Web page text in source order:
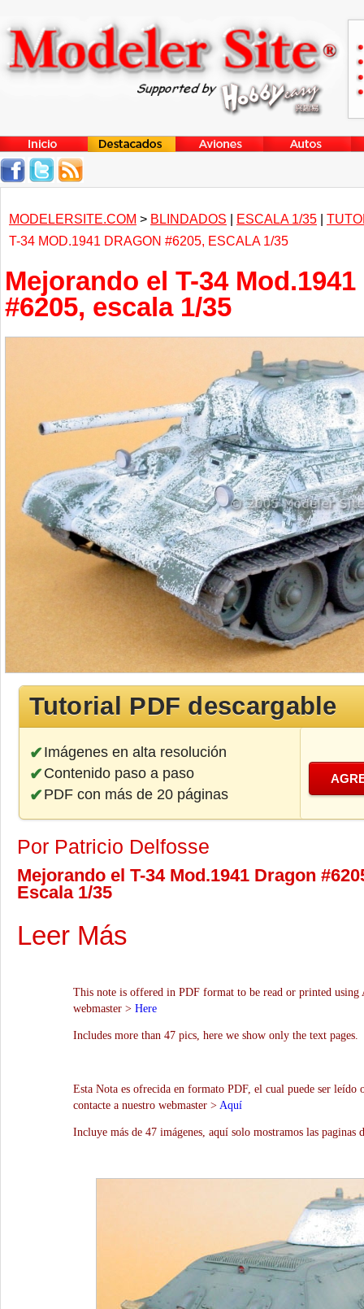
MODELERSITE.COM > BLINDADOS | ESCALA 1/35 |
T-34 MOD.1941 DRAGON #6205, ESCALA 1/35
Mejorando el T-34
#6205, escala 1/35
Tutorial PDF descargable
Imágenes en alta resolución
Contenido paso a paso
PDF con más de 20 páginas
Por Patricio Delfosse
Mejorando el T-34 Mod.1941 Dragon
Escala 1/35
Leer Más
This note is offered in PDF format to be read or printed using
webmaster > Here
Includes more than 47 pics, here we show only the text pages.
Esta Nota es ofrecida en formato PDF, el cual puede ser leído
contacte a nuestro webmaster > Aquí
Incluye más de 47 imágenes, aquí solo mostramos las paginas